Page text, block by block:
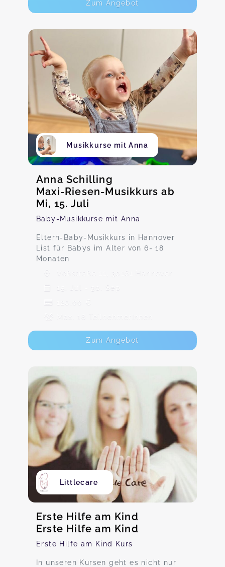
Zum Angebot
Musikkurse mit Anna
Anna Schilling
Maxi-Riesen-Musikkurs ab
Mi, 15. Juli
Baby-Musikkurse mit Anna
Eltern-Baby-Musikkurs in Hannover
List für Babys im Alter von 6- 18
Monaten
Voßstraße 11, 30161 Hannover
15. Jul - 30. Sep
120,00 €
Max. 18 TeilnehmerInnen
Zum Angebot
Littlecare
Erste Hilfe am Kind
Erste Hilfe am Kind
Erste Hilfe am Kind Kurs
In unseren Kursen geht es nicht nur